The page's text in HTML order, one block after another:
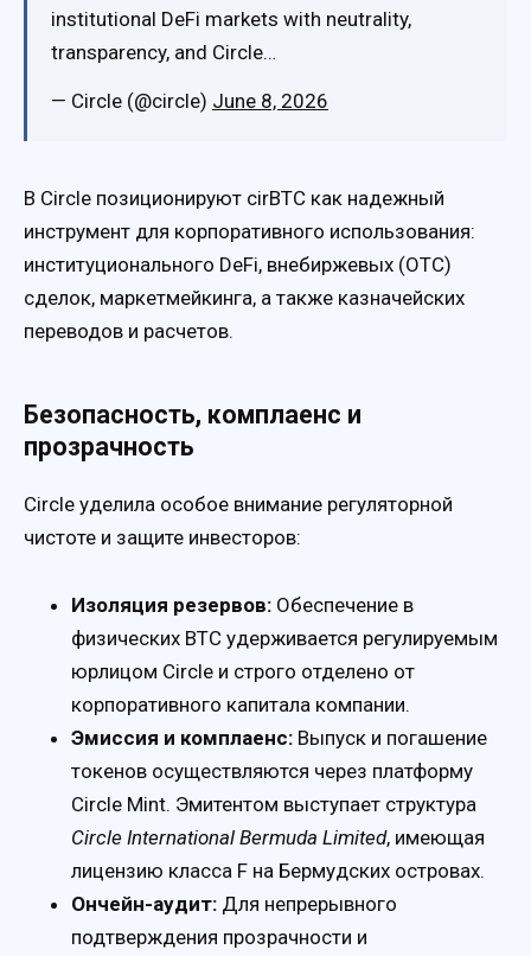
institutional DeFi markets with neutrality,
transparency, and Circle…
— Circle (@circle) June 8, 2026
В Circle позиционируют cirBTC как надежный
инструмент для корпоративного использования:
институционального DeFi, внебиржевых (OTC)
сделок, маркетмейкинга, а также казначейских
переводов и расчетов.
Безопасность, комплаенс и
прозрачность
Circle уделила особое внимание регуляторной
чистоте и защите инвесторов:
Изоляция резервов: Обеспечение в
физических BTC удерживается регулируемым
юрлицом Circle и строго отделено от
корпоративного капитала компании.
Эмиссия и комплаенс: Выпуск и погашение
токенов осуществляются через платформу
Circle Mint. Эмитентом выступает структура
Circle International Bermuda Limited, имеющая
лицензию класса F на Бермудских островах.
Ончейн-аудит: Для непрерывного
подтверждения прозрачности и